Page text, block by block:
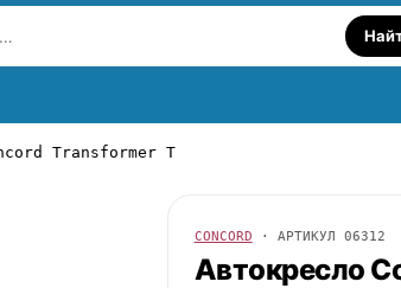
Transformer T
CONCORD · АРТИКУЛ 06312
Автокресло